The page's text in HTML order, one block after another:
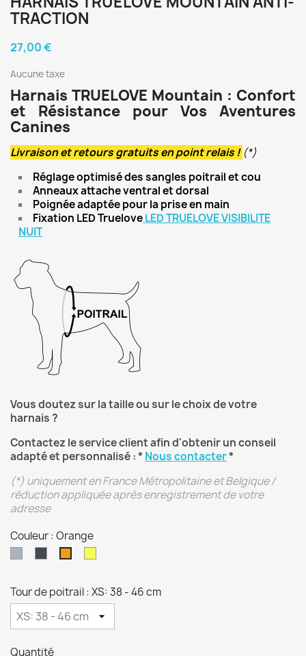
TRACTION
27,00 €
Aucune taxe
Harnais TRUELOVE Mountain : Confort
et Résistance pour Vos Aventures
Canines
Livraison et retours gratuits en point relais ! (*)
Réglage optimisé des sangles poitrail et cou
Anneaux attache ventral et dorsal
Poignée adaptée pour la prise en main
Fixation LED TrueloveLED TRUELOVE VISIBILITE
NUIT
Vous doutez sur la taille ou sur le choix de votre
harnais ?
Contactez le service client afin d'obtenir un conseil
adapté et personnalisé : *Nous contacter*
(*) uniquement en France Métropolitaine et Belgique /
réduction appliquée après enregistrement de votre
adresse
Couleur : Orange
Tour de poitrail : XS: 38 - 46 cm
Quantité